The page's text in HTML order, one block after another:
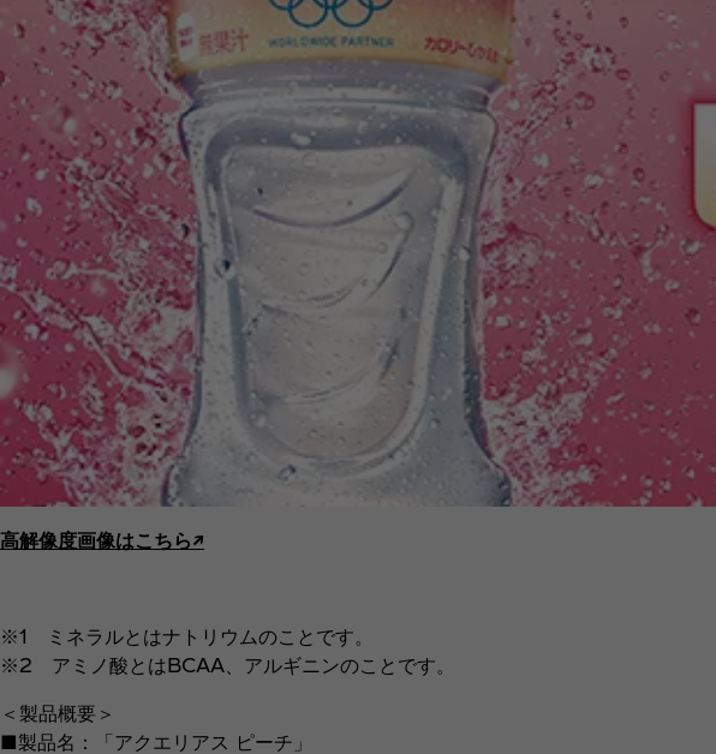
高解像度画像はこちら↗︎
※1 ミネラルとはナトリウムのことです。
※2 アミノ酸とはBCAA、アルギニンのことです。
＜製品概要＞
■製品名：「アクエリアス ピーチ」